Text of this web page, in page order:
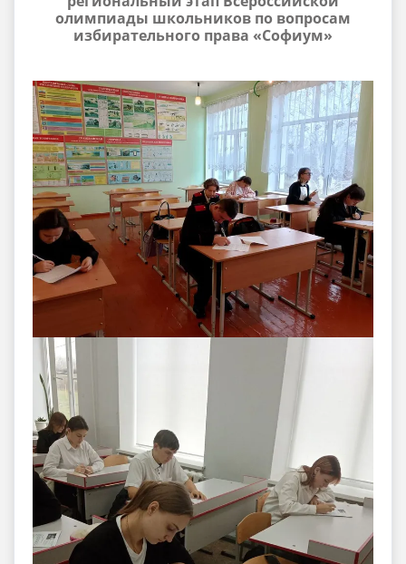
олимпиады школьников по вопросам
избирательного права «Софиум»